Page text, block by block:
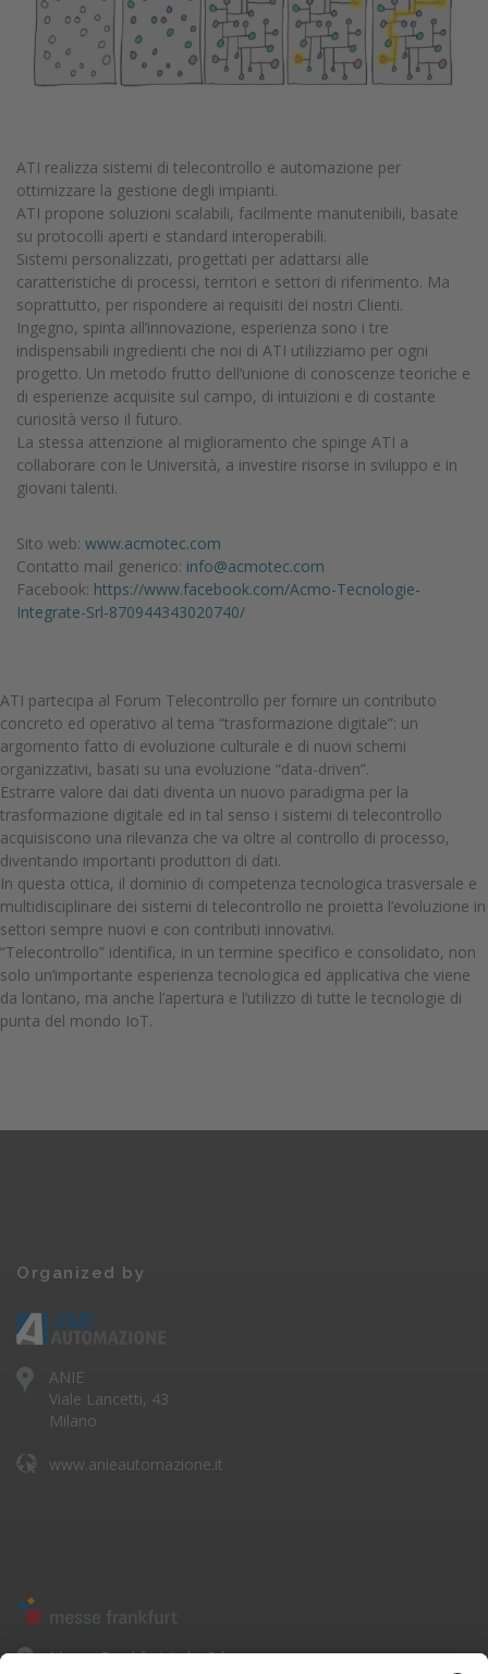
ATI realizza sistemi di telecontrollo e automazione per
ottimizzare la gestione degli impianti.
ATI propone soluzioni scalabili, facilmente manutenibili, basate
su protocolli aperti e standard interoperabili.
Sistemi personalizzati, progettati per adattarsi alle
caratteristiche di processi, territori e settori di riferimento. Ma
soprattutto, per rispondere ai requisiti dei nostri Clienti.
Ingegno, spinta all’innovazione, esperienza sono i tre
indispensabili ingredienti che noi di ATI utilizziamo per ogni
progetto. Un metodo frutto dell’unione di conoscenze teoriche e
di esperienze acquisite sul campo, di intuizioni e di costante
curiosità verso il futuro.
La stessa attenzione al miglioramento che spinge ATI a
collaborare con le Università, a investire risorse in sviluppo e in
giovani talenti.
Sito web: www.acmotec.com
Contatto mail generico: info@acmotec.com
Facebook: https://www.facebook.com/Acmo-Tecnologie-
Integrate-Srl-870944343020740/
ATI partecipa al Forum Telecontrollo per fornire un contributo
concreto ed operativo al tema “trasformazione digitale”: un
argomento fatto di evoluzione culturale e di nuovi schemi
organizzativi, basati su una evoluzione “data-driven”.
Estrarre valore dai dati diventa un nuovo paradigma per la
trasformazione digitale ed in tal senso i sistemi di telecontrollo
acquisiscono una rilevanza che va oltre al controllo di processo,
diventando importanti produttori di dati.
In questa ottica, il dominio di competenza tecnologica trasversale e
multidisciplinare dei sistemi di telecontrollo ne proietta l’evoluzione in
settori sempre nuovi e con contributi innovativi.
“Telecontrollo” identifica, in un termine specifico e consolidato, non
solo un’importante esperienza tecnologica ed applicativa che viene
da lontano, ma anche l’apertura e l’utilizzo di tutte le tecnologie di
punta del mondo IoT.
Organized by
ANIE
Viale Lancetti, 43
Milano
www.anieautomazione.it
Messe Frankfurt Italia Srl